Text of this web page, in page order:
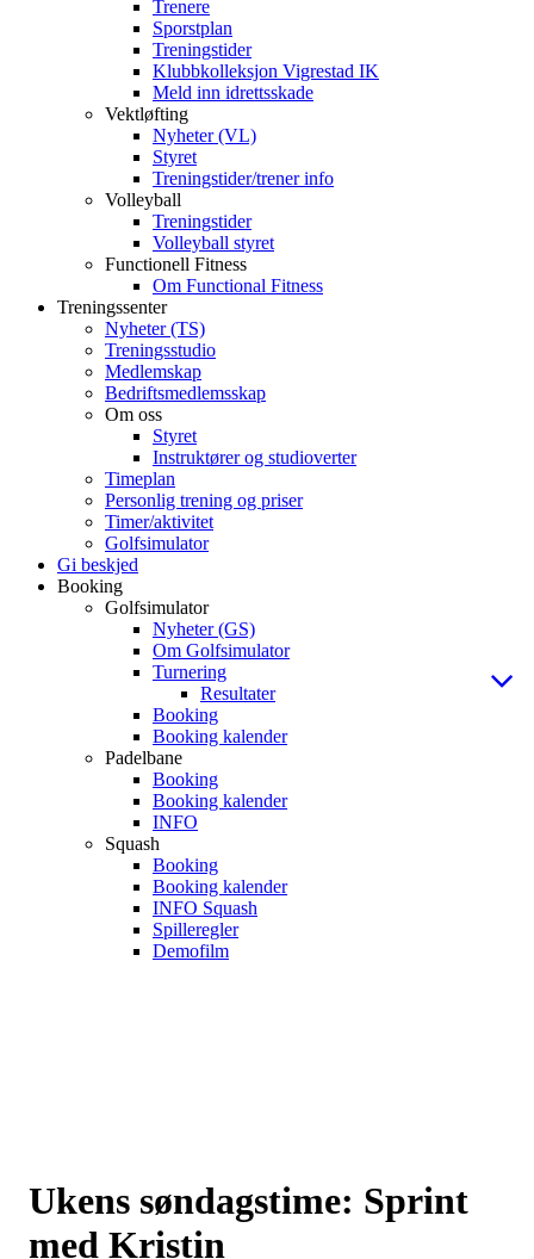
Trenere
Sporstplan
Treningstider
Klubbkolleksjon Vigrestad IK
Meld inn idrettsskade
Vektløfting
Nyheter (VL)
Styret
Treningstider/trener info
Volleyball
Treningstider
Volleyball styret
Functionell Fitness
Om Functional Fitness
Treningssenter
Nyheter (TS)
Treningsstudio
Medlemskap
Bedriftsmedlemsskap
Om oss
Styret
Instruktører og studioverter
Timeplan
Personlig trening og priser
Timer/aktivitet
Golfsimulator
Gi beskjed
Booking
Golfsimulator
Nyheter (GS)
Om Golfsimulator
Turnering
Resultater
Booking
Booking kalender
Padelbane
Booking
Booking kalender
INFO
Squash
Booking
Booking kalender
INFO Squash
Spilleregler
Demofilm
Ukens søndagstime: Sprint
med Kristin